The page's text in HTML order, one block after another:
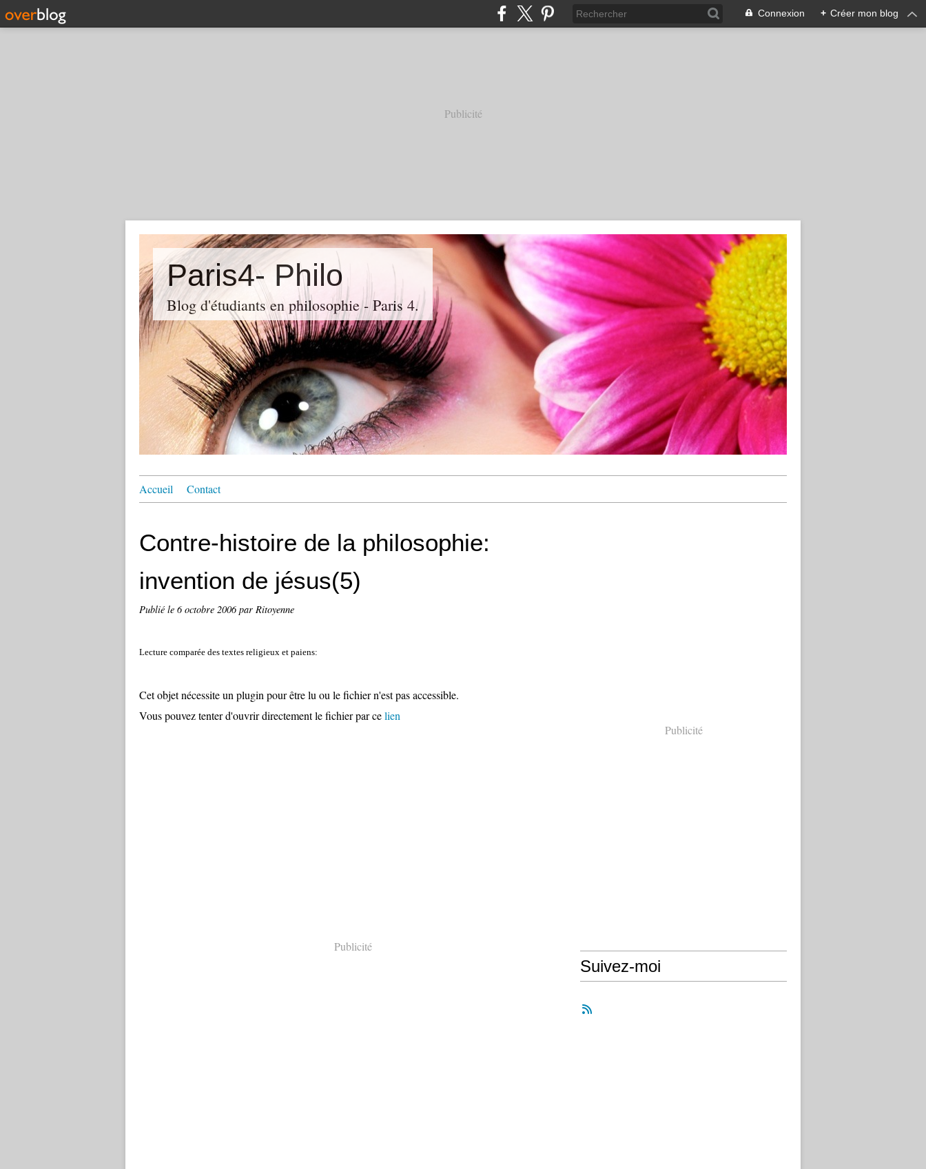
Connexion + Créer mon blog
Publicité
Paris4- Philo
Blog d'étudiants en philosophie - Paris 4.
Accueil Contact
Contre-histoire de la philosophie:
invention de jésus(5)
Publié le 6 octobre 2006par Ritoyenne
Lecture comparée des textes religieux et paiens:
Cet objet nécessite un plugin pour être lu ou le fichier n'est pas accessible.
Vous pouvez tenter d'ouvrir directement le fichier par celien
Publicité
Publicité
Suivez-moi